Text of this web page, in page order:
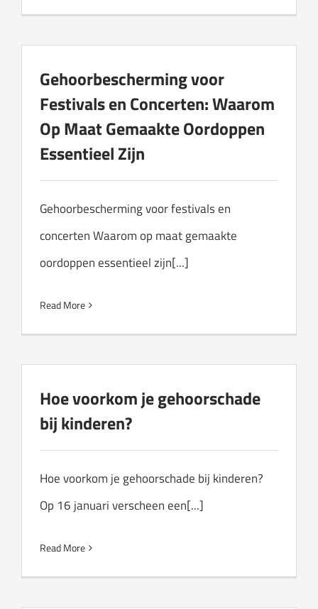
Gehoorbescherming voor
Festivals en Concerten: Waarom
Op Maat Gemaakte Oordoppen
Essentieel Zijn
Gehoorbescherming voor festivals en
concerten Waarom op maat gemaakte
oordoppen essentieel zijn[...]
Read More
Hoe voorkom je gehoorschade
bij kinderen?
Hoe voorkom je gehoorschade bij kinderen?
Op 16 januari verscheen een[...]
Read More